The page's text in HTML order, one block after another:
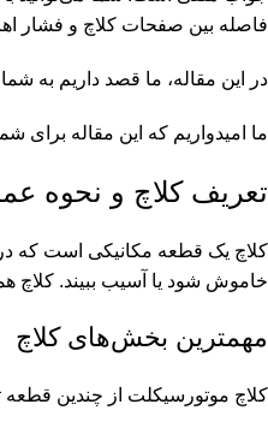
فاصله بین صفحات کلاچ و فشار
در این مقاله، ما قصد داریم به
ما امیدواریم که این مقاله برای
تعریف کلاچ و نحوه
کلاچ یک قطعه مکانیکی است که
خاموش شود یا آسیب ببیند. کلاچ
مهمترین بخش‌های کلاچ
کلاچ موتورسیکلت از چندین